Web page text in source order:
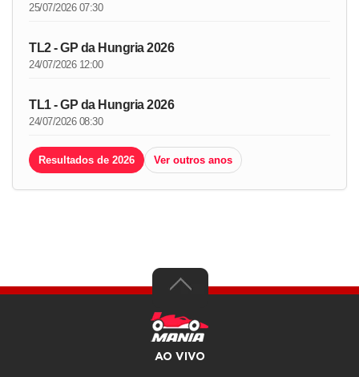
25/07/2026 07:30
TL2 - GP da Hungria 2026
24/07/2026 12:00
TL1 - GP da Hungria 2026
24/07/2026 08:30
Resultados de 2026 Ver outros anos
AO VIVO